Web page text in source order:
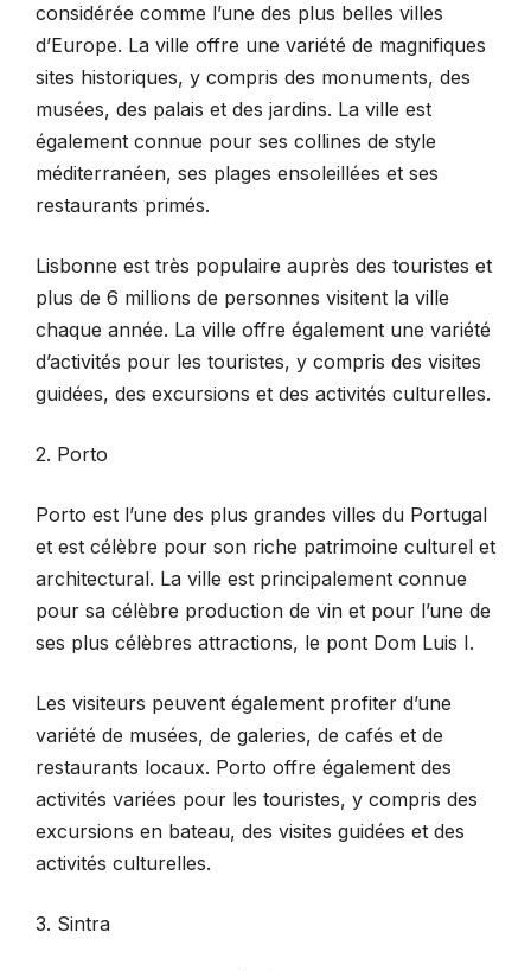
considérée comme l’une des plus belles villes
d’Europe. La ville offre une variété de magnifiques
sites historiques, y compris des monuments, des
musées, des palais et des jardins. La ville est
également connue pour ses collines de style
méditerranéen, ses plages ensoleillées et ses
restaurants primés.
Lisbonne est très populaire auprès des touristes et
plus de 6 millions de personnes visitent la ville
chaque année. La ville offre également une variété
d’activités pour les touristes, y compris des visites
guidées, des excursions et des activités culturelles.
2. Porto
Porto est l’une des plus grandes villes du Portugal
et est célèbre pour son riche patrimoine culturel et
architectural. La ville est principalement connue
pour sa célèbre production de vin et pour l’une de
ses plus célèbres attractions, le pont Dom Luis I.
Les visiteurs peuvent également profiter d’une
variété de musées, de galeries, de cafés et de
restaurants locaux. Porto offre également des
activités variées pour les touristes, y compris des
excursions en bateau, des visites guidées et des
activités culturelles.
3. Sintra